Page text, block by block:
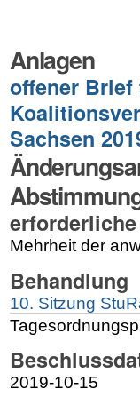
Anlagen
offener
Sachsen
Mehrheit der
Behandlung
10. Sitzung
2019-10-15